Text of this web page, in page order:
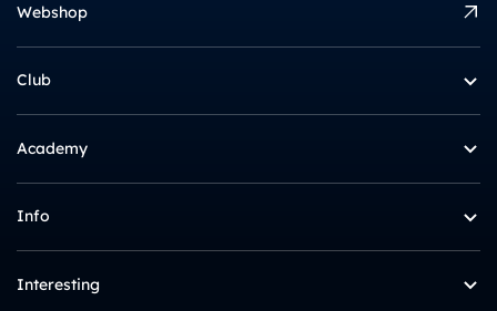
Webshop
Club
Academy
Info
Interesting